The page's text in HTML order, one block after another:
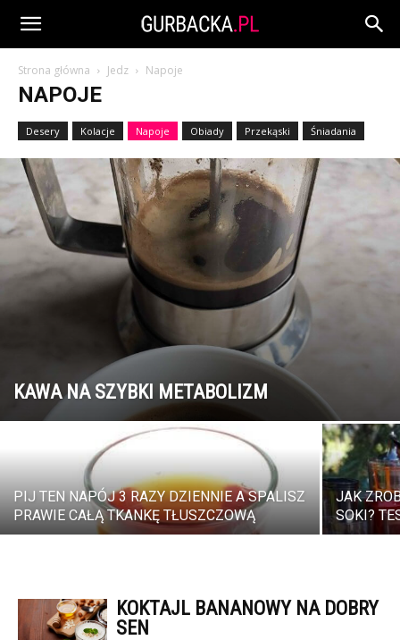
Strona główna Jedz Napoje
NAPOJE
Desery Kolacje Napoje Obiady Przekąski Śniadania
KAWA NA SZYBKI METABOLIZM
PIJ TEN NAPÓJ 3 RAZY DZIENNIE A SPALISZ
PRAWIE CAŁĄ TKANKĘ TŁUSZCZOWĄ
JAK
SOKI?
KOKTAJL BANANOWY NA DOBRY
SEN